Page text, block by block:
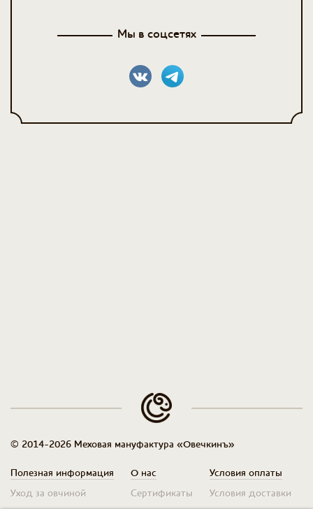
Мы в соцсетях
© 2014-2026 Меховая мануфактура «Овечкинъ»
Полезная информация
Уход за овчиной
О нас
Сертификаты
Условия оплаты
Условия доставки